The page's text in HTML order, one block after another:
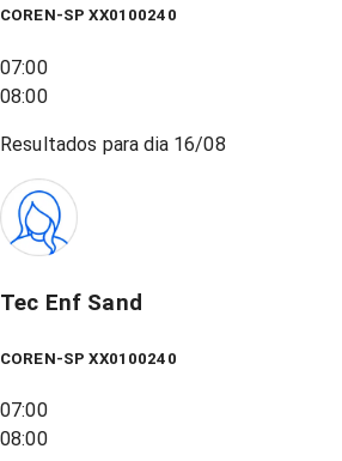
COREN-SP XX0100240
07:00
08:00
Resultados para dia 16/08
Tec Enf Sand
COREN-SP XX0100240
07:00
08:00